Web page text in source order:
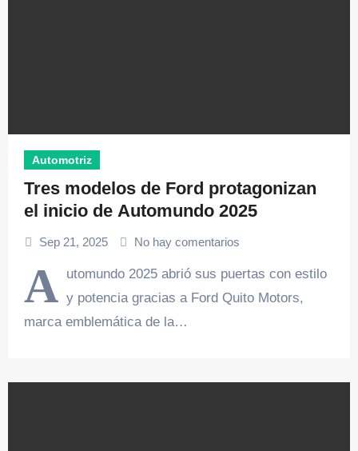
Automotriz
Tres modelos de Ford protagonizan
el inicio de Automundo 2025
Sep 21, 2025 No hay comentarios
A utomundo 2025 abrió sus puertas con estilo
y potencia gracias a Ford Quito Motors,
marca emblemática de la…